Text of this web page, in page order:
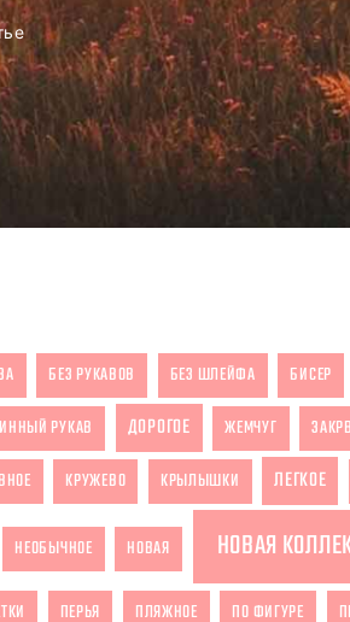
БЕЗ РУКАВОВ БЕЗ ШЛЕЙФА БИСЕР
РУКАВ ДОРОГОЕ ЖЕМЧУГ
КРУЖЕВО КРЫЛЫШКИ ЛЕГКОЕ
НЕОБЫЧНОЕ НОВАЯ НОВАЯ
ПЕРЬЯ ПЛЯЖНОЕ ПО ФИГУРЕ